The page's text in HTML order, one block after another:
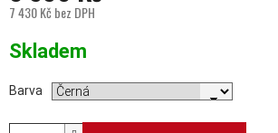
7 430 Kč bez DPH
Skladem
Barva